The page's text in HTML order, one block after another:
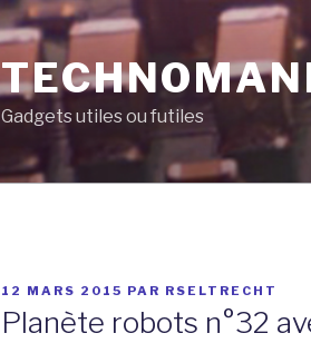
Gadgets utiles ou futiles
PUBLIÉ
12 MARS 2015 PAR RSELTRECHT
Planète robots n°32